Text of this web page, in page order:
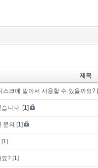
제목
스크에 깔아서 사용할 수 있을까요?
습니다. [1]
문의 [1]
[1]
요? [1]